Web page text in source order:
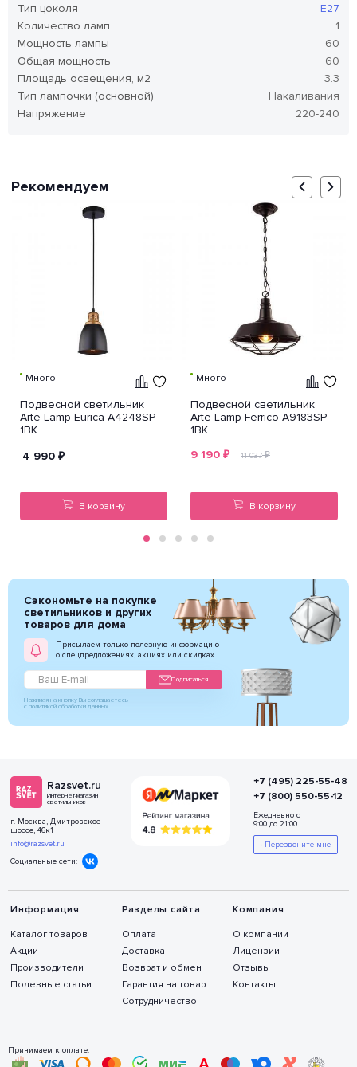
Тип цоколя
E27
Количество ламп
1
Мощность лампы
60
Общая мощность
60
Площадь освещения, м2
3.3
Тип лампочки (основной)
Накаливания
Напряжение
220-240
Рекомендуем
Много
Подвесной светильник
Arte Lamp Eurica A4248SP-
1BK
4 990 ₽
В корзину
Много
Подвесной светильник
Arte Lamp Ferrico A9183SP-
1BK
9 190 ₽ 11 037₽
В корзину
Сэкономьте на покупке
светильников и других
товаров для дома
Присылаем только полезную информацию
о спецпредложениях, акциях или скидках
Подписаться
Нажимая на кнопку Вы соглашаетесь
с политикой обработки данных
Razsvet.ru
Интернет-магазин
светильников
г. Москва, Дмитровское
шоссе, 46к1
info@razsvet.ru
Социальные сети:
Информация
Каталог товаров
Акции
Производители
Полезные статьи
Разделы сайта
Оплата
Доставка
Возврат и обмен
Гарантия на товар
Сотрудничество
Компания
О компании
Лицензии
Отзывы
Контакты
+7 (495) 225-55-48
+7 (800) 550-55-12
Ежедневно с
9:00 до 21:00
Перезвоните мне
Принимаем к оплате: